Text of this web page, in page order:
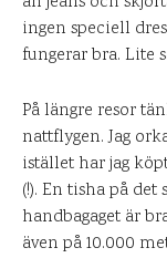
ingen speciell
fungerar bra. Lite
På längre resor
nattflygen. Jag
istället har jag
(!). En tisha på det
handbagaget är
även på 10.000